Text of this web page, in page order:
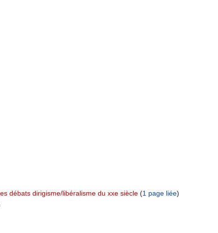
débats dirigisme/libéralisme du xxe siècle‏‎ (1 page liée)